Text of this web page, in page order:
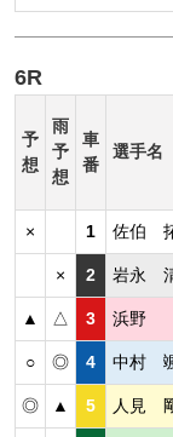
6R
予
想
雨
予
想
車
番
選手名
× 1 佐伯
× 2 岩永
▲ △ 3 浜野
○ ◎ 4 中村
◎ ▲ 5 人見